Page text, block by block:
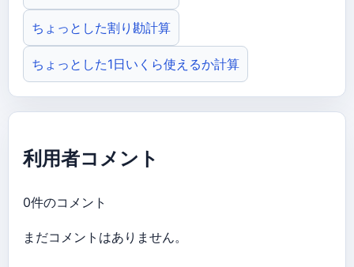
ちょっとした割り勘計算
ちょっとした1日いくら使えるか計算
利用者コメント
0件のコメント
まだコメントはありません。